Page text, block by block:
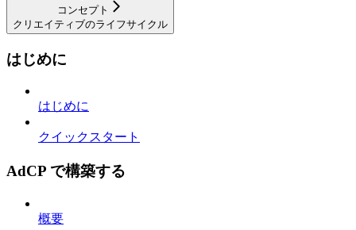
コンセプト
クリエイティブのライフサイクル
はじめに
はじめに
クイックスタート
AdCP で構築する
概要